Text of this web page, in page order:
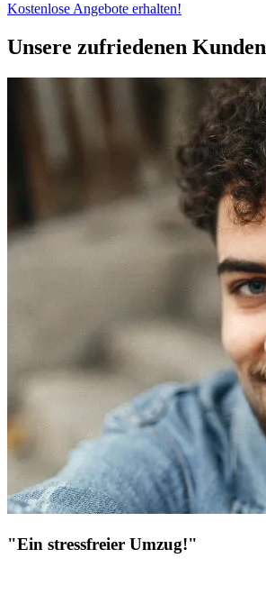
Kostenlose Angebote erhalten!
Unsere zufriedenen Kunden
"Ein stressfreier Umzug!"